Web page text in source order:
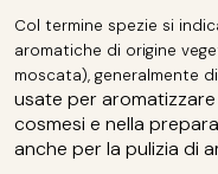
Col termine spezie si
aromatiche di origine
moscata), generalmente
usate per
cosmesi e nella
anche per la pulizia di